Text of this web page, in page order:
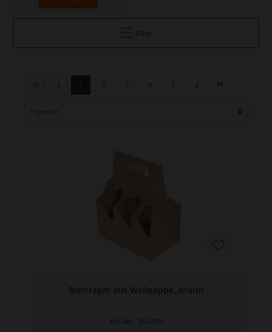
Filter
3 4
Bierträger aus Wellpappe, braun
Art.-Nr.: BX.2409